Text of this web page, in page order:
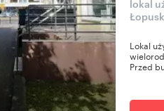
lokal
Lokal
Przed